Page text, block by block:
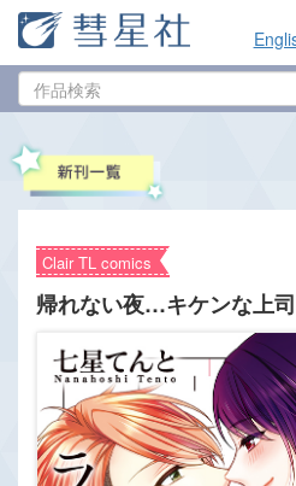
Clair TL comics
帰れない夜…キケンな上